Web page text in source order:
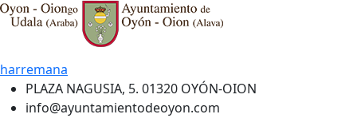
harremana
PLAZA NAGUSIA, 5. 01320 OYÓN-OION
info@ayuntamientodeoyon.com